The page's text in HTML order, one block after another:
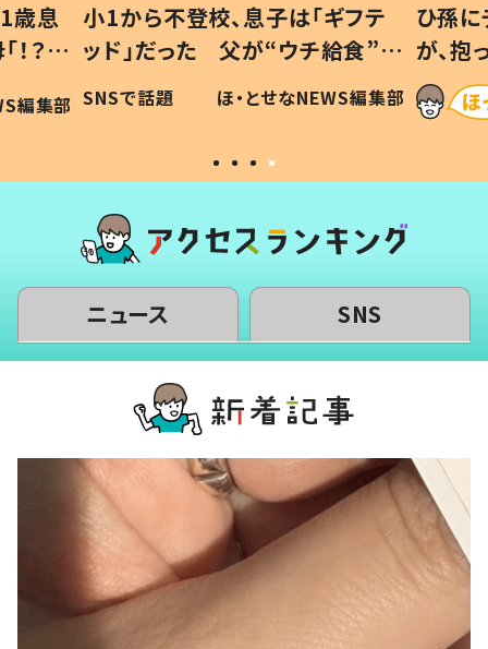
フテ
食”を
編集部
ひ孫にデレデレな80歳じいじ
が、抱っこすると…ひ孫の反応に
「涙が出ました」「可愛くて仕方な
い」
ほ・とせなNEWS編集部
ニュース SNS